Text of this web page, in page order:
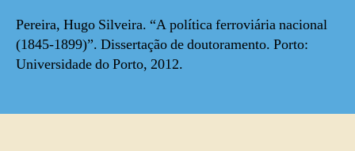
Pereira, Hugo Silveira. “A política ferroviária nacional
(1845-1899)”. Dissertação de doutoramento. Porto:
Universidade do Porto, 2012.